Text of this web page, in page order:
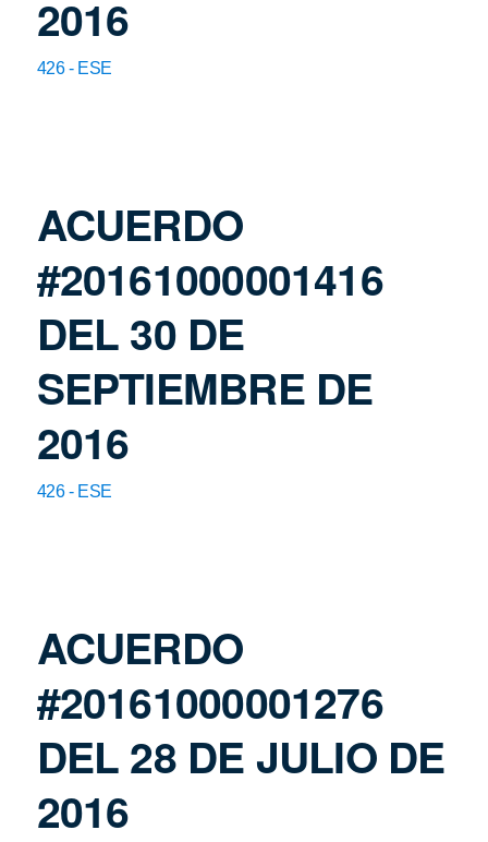
2016
426 - ESE
ACUERDO
#20161000001416
DEL 30 DE
SEPTIEMBRE DE
2016
426 - ESE
ACUERDO
#20161000001276
DEL 28 DE JULIO DE
2016